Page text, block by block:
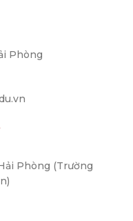
Phòng
Phòng (Trường